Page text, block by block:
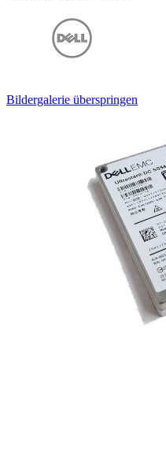
Bildergalerie überspringen